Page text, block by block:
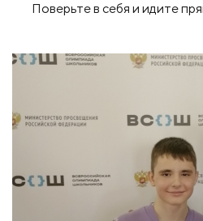
Поверьте в себя и идите